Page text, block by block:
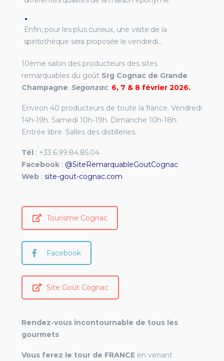
Enfin, pour les plus curieux, une visite de la
spiritothèque sera proposée le vendredi…
10ème salon des producteurs des sites
remarquables du goût Srg Cognac de Grande
Champagne. Segonzac. 6, 7 & 8 février 2026.
Environ 40 producteurs de toute la france. Vendredi
14h-19h. Samedi 10h-19h. Dimanche 10h-18h.
Entrée libre. Salles des distilleries.
Tél: +33.6.99.84.85.04
Facebook: @SiteRemarquableGoutCognac
Web : site-gout-cognac.com
Tourisme Cognac
Facebook
Site Goût Cognac
Rendez-vous incontournable de tous les
gourmets
Vous ferez le tour de FRANCEen venant